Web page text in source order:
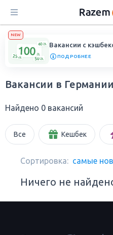
NEW
Вакансии с
ПОДРОБНЕЕ
Вакансии в
Найдено 0 вакансий
Все Кешбек
Сортировка: самые
Ничего не